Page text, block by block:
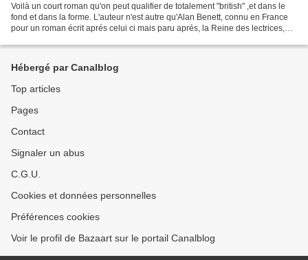
Voilà un court roman qu'on peut qualifier de totalement "british" ,et dans le
fond et dans la forme. L'auteur n'est autre qu'Alan Benett, connu en France
pour un roman écrit aprés celui ci mais paru aprés, la Reine des lectrices,
Hébergé par Canalblog
Top articles
Pages
Contact
Signaler un abus
C.G.U.
Cookies et données personnelles
Préférences cookies
Voir le profil de Bazaart sur le portail Canalblog